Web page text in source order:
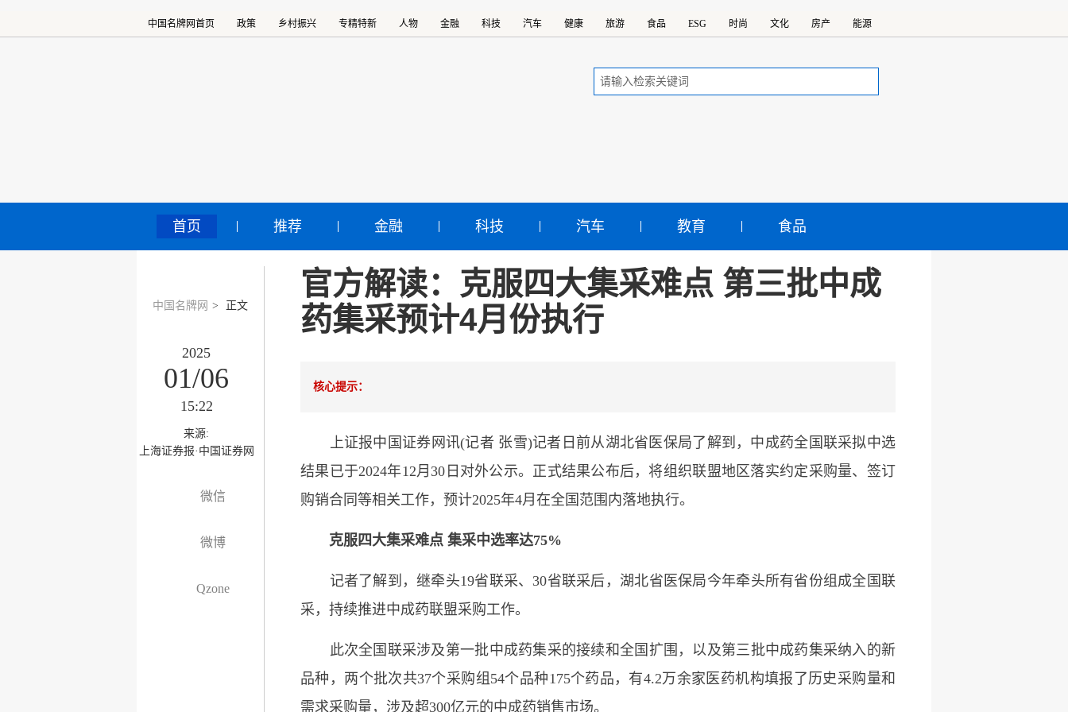
中国名牌网首页 政策 乡村振兴 专精特新 人物 金融 科技 汽车 健康 旅游 食品 ESG 时尚 文化 房产 能源
首页 推荐 金融 科技 汽车 教育 食品
中国名牌网 > 正文
2025
01/06
15:22
来源:
上海证券报·中国证券网
微信
微博
Qzone
官方解读：克服四大集采难点 第三批中成
药集采预计4月份执行
核心提示：
上证报中国证券网讯(记者 张雪)记者日前从湖北省医保局了解到，中成药全国联采拟中选
结果已于2024年12月30日对外公示。正式结果公布后，将组织联盟地区落实约定采购量、签订
购销合同等相关工作，预计2025年4月在全国范围内落地执行。
克服四大集采难点 集采中选率达75%
记者了解到，继牵头19省联采、30省联采后，湖北省医保局今年牵头所有省份组成全国联
采，持续推进中成药联盟采购工作。
此次全国联采涉及第一批中成药集采的接续和全国扩围，以及第三批中成药集采纳入的新
品种，两个批次共37个采购组54个品种175个药品，有4.2万余家医药机构填报了历史采购量和
需求采购量，涉及超300亿元的中成药销售市场。